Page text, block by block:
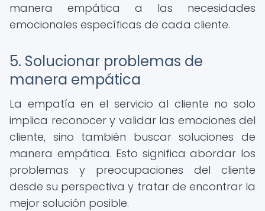
manera empática a las necesidades
emocionales específicas de cada cliente.
5. Solucionar problemas de
manera empática
La empatía en el servicio al cliente no solo
implica reconocer y validar las emociones del
cliente, sino también buscar soluciones de
manera empática. Esto significa abordar los
problemas y preocupaciones del cliente
desde su perspectiva y tratar de encontrar la
mejor solución posible.